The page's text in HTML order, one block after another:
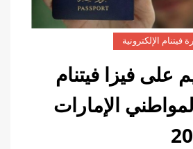
فيتنام الإلكترونية
على فيزا فيتنام
لمواطني الإمارات